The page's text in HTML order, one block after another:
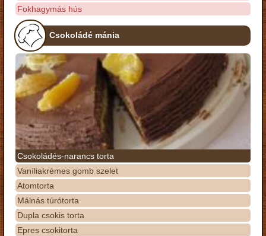
Fokhagymás hús
Csokoládé mánia
Csokoládés-narancs torta
Vaníliakrémes gomb szelet
Atomtorta
Málnás túrótorta
Dupla csokis torta
Epres csokitorta